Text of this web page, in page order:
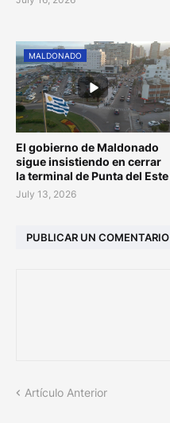
MALDONADO
El gobierno de Maldonado
sigue insistiendo en cerrar
la terminal de Punta del Este
July 13, 2026
PUBLICAR UN COMENTARIO
Artículo Anterior